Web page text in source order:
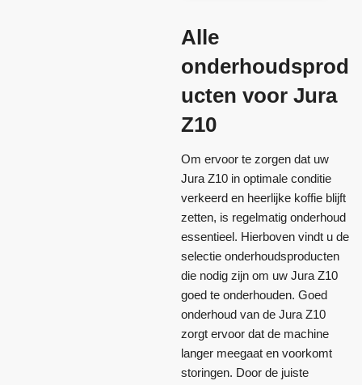
Alle
onderhoudsprod
ucten voor Jura
Z10
Om ervoor te zorgen dat uw
Jura Z10 in optimale conditie
verkeerd en heerlijke koffie blijft
zetten, is regelmatig onderhoud
essentieel. Hierboven vindt u de
selectie onderhoudsproducten
die nodig zijn om uw Jura Z10
goed te onderhouden. Goed
onderhoud van de Jura Z10
zorgt ervoor dat de machine
langer meegaat en voorkomt
storingen. Door de juiste